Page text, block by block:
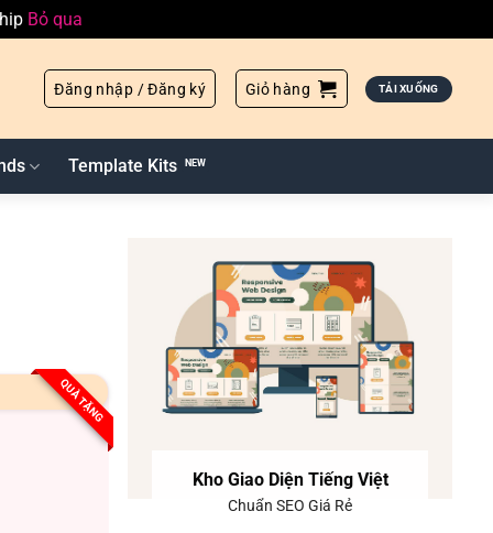
Bỏ qua
Đăng nhập / Đăng ký Giỏ hàng TẢI XUỐNG
Template Kits
QUÀ TẶNG
Kho Giao Diện Tiếng Việt
Chuẩn SEO Giá Rẻ